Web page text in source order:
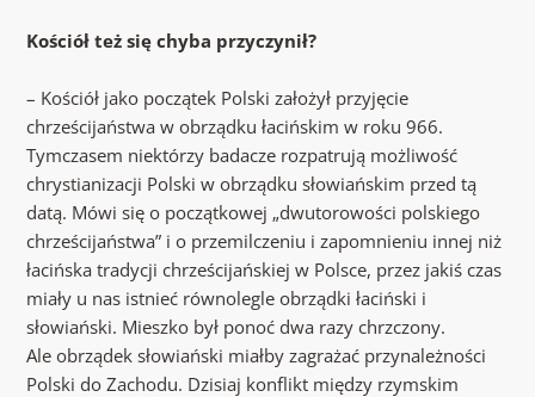
Kościół też się chyba przyczynił?
– Kościół jako początek Polski założył przyjęcie
chrześcijaństwa w obrządku łacińskim w roku 966.
Tymczasem niektórzy badacze rozpatrują możliwość
chrystianizacji Polski w obrządku słowiańskim przed tą
datą. Mówi się o początkowej „dwutorowości polskiego
chrześcijaństwa” i o przemilczeniu i zapomnieniu innej niż
łacińska tradycji chrześcijańskiej w Polsce, przez jakiś czas
miały u nas istnieć równolegle obrządki łaciński i
słowiański. Mieszko był ponoć dwa razy chrzczony.
Ale obrządek słowiański miałby zagrażać przynależności
Polski do Zachodu. Dzisiaj konflikt między rzymskim